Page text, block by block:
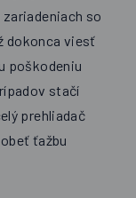
so
dokonca viesť
poškodeniu
stačí
prehliadač
ťažbu